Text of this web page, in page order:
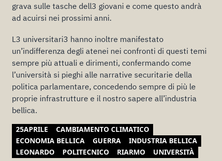
grava sulle tasche dell3 giovani e come questo andrà
ad acuirsi nei prossimi anni.
L3 universitari3 hanno inoltre manifestato
un’indifferenza degli atenei nei confronti di questi temi
sempre più attuali e dirimenti, confermando come
l’università si pieghi alle narrative securitarie della
politica parlamentare, concedendo sempre di più le
proprie infrastrutture e il nostro sapere all’industria
bellica.
25APRILE
CAMBIAMENTO CLIMATICO
ECONOMIA BELLICA
GUERRA
INDUSTRIA BELLICA
LEONARDO
POLITECNICO RIARMO UNIVERSITÀ